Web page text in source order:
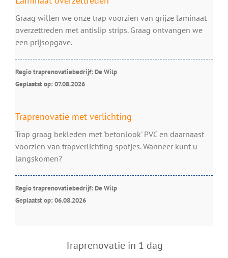
Graag willen we onze trap voorzien van grijze laminaat
overzettreden met antislip strips. Graag ontvangen we
een prijsopgave.
Regio traprenovatiebedrijf: De Wilp
Geplaatst op: 07.08.2026
Traprenovatie met verlichting
Trap graag bekleden met 'betonlook' PVC en daarnaast
voorzien van trapverlichting spotjes. Wanneer kunt u
langskomen?
Regio traprenovatiebedrijf: De Wilp
Geplaatst op: 06.08.2026
Traprenovatie in 1 dag